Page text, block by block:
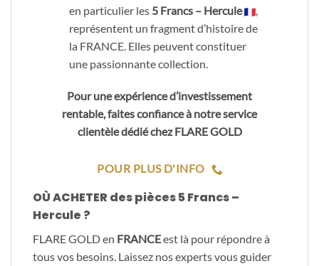
en particulier les 5 Francs – Hercule
,
représentent un fragment d’histoire de
la FRANCE. Elles peuvent constituer
une passionnante collection.
Pour une expérience d’investissement
rentable, faites confiance à notre service
clientèle dédié chez FLARE GOLD
POUR PLUS D'INFO
OÙ ACHETER des pièces 5 Francs –
Hercule ?
FLARE GOLD en FRANCEest là pour répondre à
tous vos besoins. Laissez nos experts vous guider